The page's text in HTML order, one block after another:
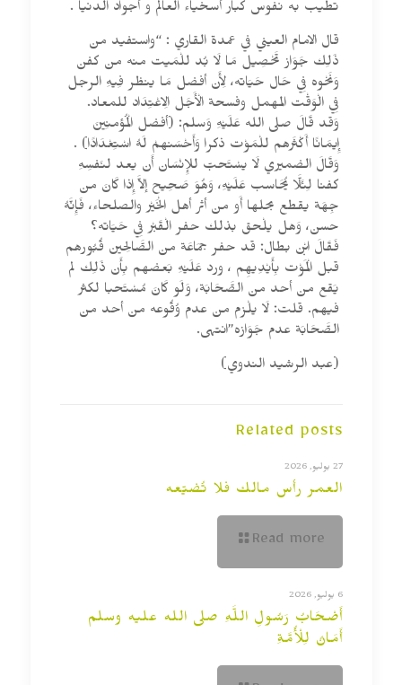
تطيب به نفوس كبار أسخياء العالم و أجواد الدنيا .
قال الامام العيني في عمدة القاري : “واستفيد من
ذَلِك جَوَاز تَحْصِيل مَا لَا بُد للْمَيت منه من كفن
وَنَحْوه فِي حَال حَيَاته، لِأَن أفضل مَا ينظر فِيهِ الرجل
فِي الْوَقْت المهمل وفسحة الْأَجَل الِاعْتِدَاد للمعاد.
وَقد قَالَ صلى الله عَلَيْهِ وَسلم: (أفضل الْمُؤمنِينَ
إِيمَانًا أَكْثَرهم للْمَوْت ذكرا وَأَحْسَنهمْ لَهُ اسْتِعْدَادًا) .
وَقَالَ الضميري لَا يسْتَحبّ للإِنْسَان أَن يعد لنَفسِهِ
كفنا لِئَلَّا يُحَاسب عَلَيْهِ، وَهُوَ صَحِيح إلاَّ إِذا كَانَ من
جِهَة يقطع بحلها أَو من أثر أهل الْخَيْر والصلحاء، فَإِنَّهُ
حسن، وَهل يلْحق بذلك حفر الْقَبْر فِي حَيَاته؟
فَقَالَ ابْن بطال: قد حفر جمَاعَة من الصَّالِحين قُبُورهم
قبل الْمَوْت بِأَيْدِيهِم ، ورد عَلَيْهِ بَعضهم بِأَن ذَلِك لم
يَقع من أحد من الصَّحَابَة، وَلَو كَانَ مُسْتَحبا لكثر
فيهم. قلت: لَا يلْزم من عدم وُقُوعه من أحد من
الصَّحَابَة عدم جَوَازه”انتهى.
(عبد الرشيد الندوي)
Related posts
27 يوليو, 2026
العمر رأس مالك فلا تُضيّعه
Read more
6 يوليو, 2026
أَصْحَابُ رَسُولِ اللَّهِ صلى الله عليه وسلم
أَمَانٌ لِلْأُمَّةِ